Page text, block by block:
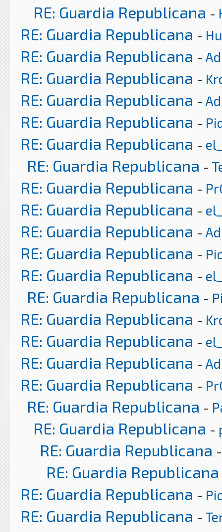
RE: Guardia Republicana -
RE: Guardia Republicana -
RE: Guardia Republicana -
RE: Guardia Republicana -
RE: Guardia Republicana -
RE: Guardia Republicana -
RE: Guardia Republicana -
RE: Guardia Republicana -
RE: Guardia Republicana -
RE: Guardia Republicana -
RE: Guardia Republicana -
RE: Guardia Republicana -
RE: Guardia Republicana -
RE: Guardia Republicana -
RE: Guardia Republicana -
RE: Guardia Republicana -
RE: Guardia Republicana -
RE: Guardia Republicana -
RE: Guardia Republicana -
RE: Guardia Republicana -
RE: Guardia Republicana
RE: Guardia Republicana
RE: Guardia Republicana -
RE: Guardia Republicana -